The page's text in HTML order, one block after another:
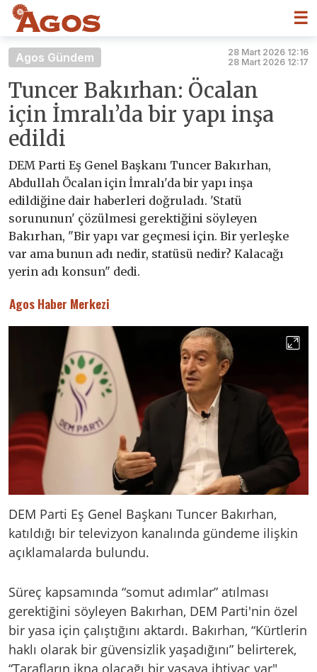
☰
Agos Gündem
28 Mart 2026 12:16
28 Mart 2026 12:17
Tuncer Bakırhan: Öcalan
için İmralı’da bir yapı inşa
edildi
DEM Parti Eş Genel Başkanı Tuncer Bakırhan,
Abdullah Öcalan için İmralı'da bir yapı inşa
edildiğine dair haberleri doğruladı. 'Statü
sorununun' çözülmesi gerektiğini söyleyen
Bakırhan, "Bir yapı var geçmesi için. Bir yerleşke
var ama bunun adı nedir, statüsü nedir? Kalacağı
yerin adı konsun" dedi.
Agos Haber Merkezi
DEM Parti Eş Genel Başkanı Tuncer Bakırhan,
katıldığı bir televizyon kanalında gündeme ilişkin
açıklamalarda bulundu.
Süreç kapsamında “somut adımlar” atılması
gerektiğini söyleyen Bakırhan, DEM Parti'nin özel
bir yasa için çalıştığını aktardı. Bakırhan, “Kürtlerin
haklı olarak bir güvensizlik yaşadığını” belirterek,
“Tarafların ikna olacağı bir yasaya ihtiyaç var"